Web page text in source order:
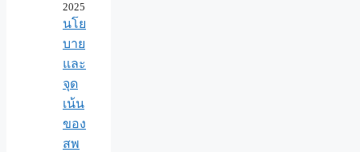
2025
นโย
บาย
และ
จุด
เน้น
ของ
สพ